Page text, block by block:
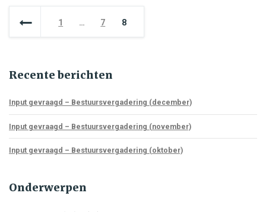
Berichten paginering
1 … 7 8
Recente berichten
Input gevraagd – Bestuursvergadering (december)
Input gevraagd – Bestuursvergadering (november)
Input gevraagd – Bestuursvergadering (oktober)
Onderwerpen